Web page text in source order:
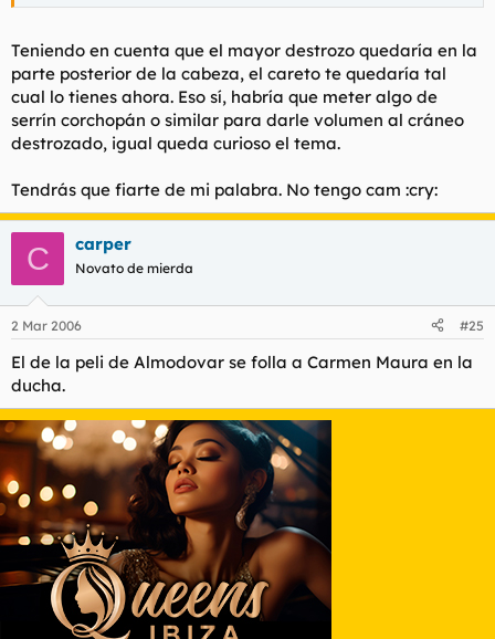
Teniendo en cuenta que el mayor destrozo quedaría en la
parte posterior de la cabeza, el careto te quedaría tal
cual lo tienes ahora. Eso sí, habría que meter algo de
serrín corchopán o similar para darle volumen al cráneo
destrozado, igual queda curioso el tema.
Tendrás que fiarte de mi palabra. No tengo cam :cry:
C carper
Novato de mierda
2 Mar 2006 #25
El de la peli de Almodovar se folla a Carmen Maura en la
ducha.